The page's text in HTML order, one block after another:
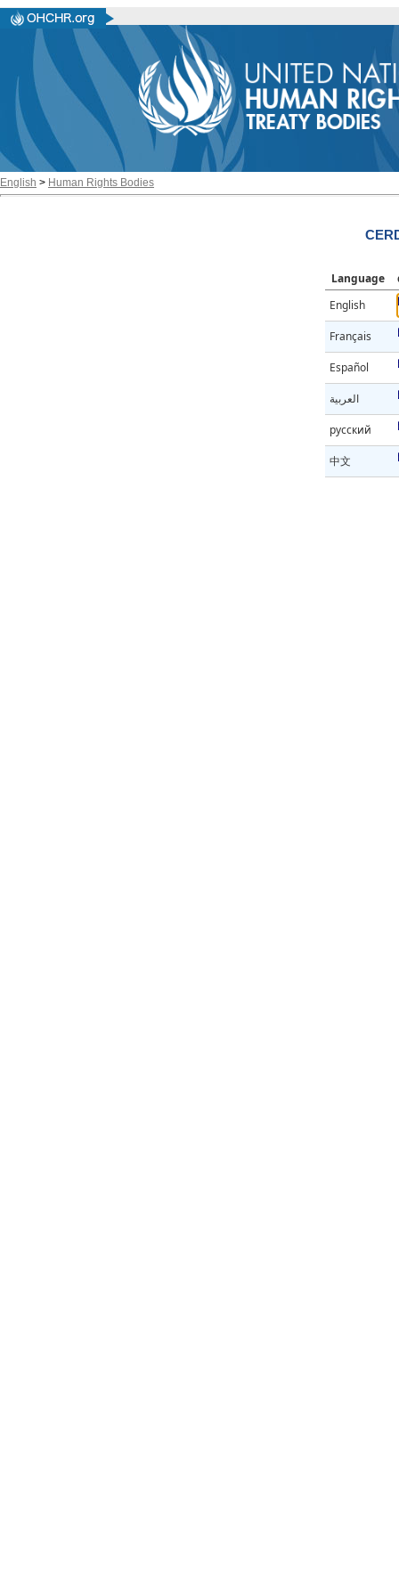
English > Human Rights Bodies
Language
English
Français
Español
العربية
русский
中文